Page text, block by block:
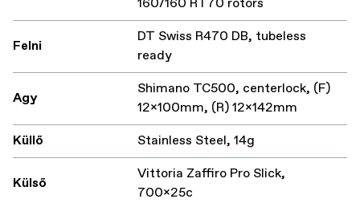
160/160 RT70 rotors
Felni
DT Swiss R470 DB, tubeless
ready
Agy
Shimano TC500, centerlock, (F)
12x100mm, (R) 12x142mm
Küllő
Stainless Steel, 14g
Külső
Vittoria Zaffiro Pro Slick,
700x25c